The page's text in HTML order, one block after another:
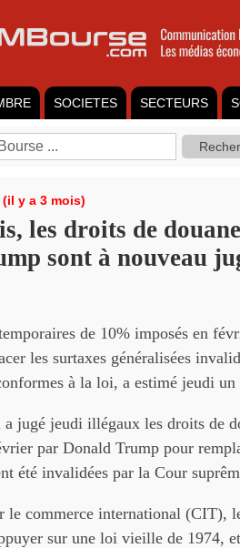
SOCIETES SECTEURS
(il y a 3 mois)
les droits de
sont à nouveau
de 10% imposés en
les surtaxes généralisées
à la loi, a estimé jeudi
jugé jeudi illégaux les droits de
par Donald Trump pour
été invalidées par la Cour
le commerce international (CIT),
sur une loi vieille de 1974,